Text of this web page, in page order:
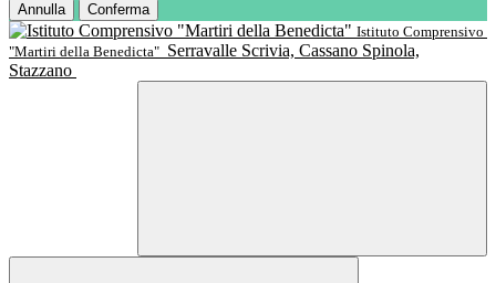
Annulla
Conferma
Istituto Comprensivo
"Martiri della Benedicta" Serravalle Scrivia, Cassano Spinola,
Stazzano